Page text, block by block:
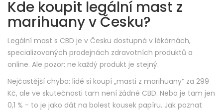
Kde koupit legální mast z
marihuany v Česku?
Legální mast s CBD je v Česku dostupná v lékárnách,
specializovaných prodejnách zdravotních produktů a
online. Ale pozor: ne každý produkt je stejný.
Nejčastější chyba: lidé si koupí „masti z marihuany“ za 299
Kč, ale ve skutečnosti tam není žádné CBD. Nebo je tam jen
0,1 % - to je jako dát na bolest kousek papíru. Jak poznat